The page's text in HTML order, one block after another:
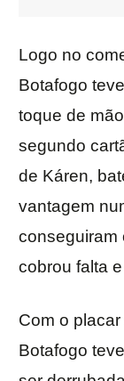
Logo no
Botafogo
toque de
segundo
de Káren,
vantagem
conseguiram
cobrou falta
Com o
Botafogo